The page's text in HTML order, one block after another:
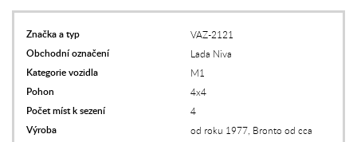
Značka a typ VAZ-2121
Obchodní označení Lada Niva
Kategorie vozidla M1
Pohon 4x4
Počet míst k sezení 4
Výroba
od roku 1977, Bronto od cca